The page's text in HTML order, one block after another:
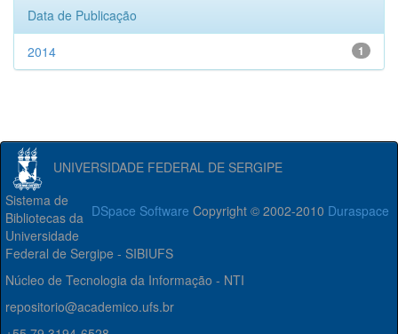
Data de Publicação
1
2014
UNIVERSIDADE FEDERAL DE SERGIPE
DSpace Software Copyright © 2002-2010 Duraspace
Sistema de
Bibliotecas da
Universidade
Federal de Sergipe - SIBIUFS
Núcleo de Tecnologia da Informação - NTI
repositorio@academico.ufs.br